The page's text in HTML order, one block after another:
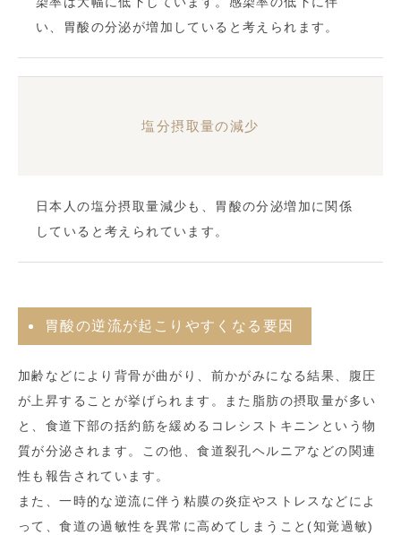
い、胃酸の分泌が増加していると考えられます。
塩分摂取量の減少
日本人の塩分摂取量減少も、胃酸の分泌増加に関係
していると考えられています。
胃酸の逆流が起こりやすくなる要因
加齢などにより背骨が曲がり、前かがみになる結果、腹圧
が上昇することが挙げられます。また脂肪の摂取量が多い
と、食道下部の括約筋を緩めるコレシストキニンという物
質が分泌されます。この他、食道裂孔ヘルニアなどの関連
性も報告されています。
また、一時的な逆流に伴う粘膜の炎症やストレスなどによ
って、食道の過敏性を異常に高めてしまうこと(知覚過敏)